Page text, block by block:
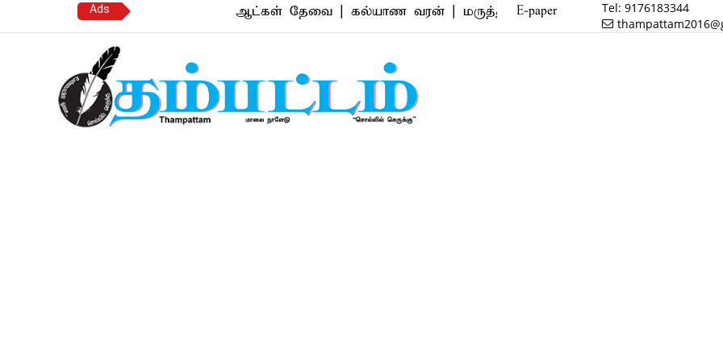
Ads ஆட்கள் தேவை | கல்யாண வரன் | மருத்துவம் | வணிகம் | பைனான்ஸ் | ரியல்
E-paper Tel: 9176183344